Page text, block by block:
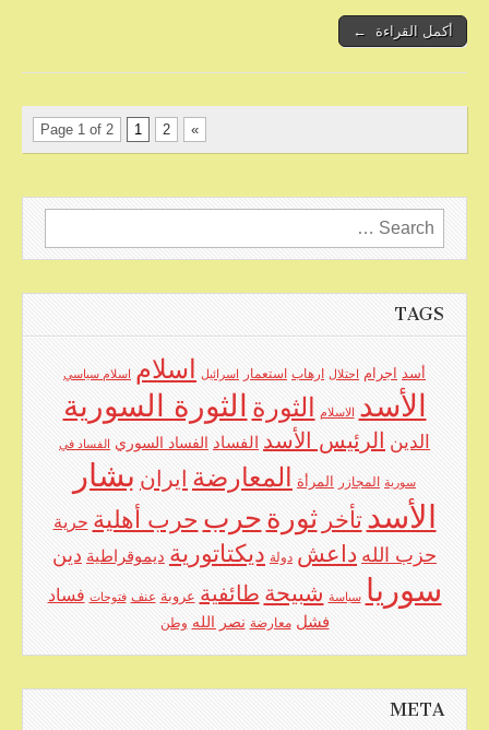
أكمل القراءة ←
Page 1 of 2 1 2 »
Search
for:
TAGS
أسد اجرام احتلال ارهاب استعمار اسرائيل اسلام اسلام سياسي
الأسد الاسلام الثورة الثورة السورية
الدين الرئيس الأسد الفساد الفساد السوري الفساد في
سورية المجازر المرأة المعارضة ايران بشار
الأسد تأخر ثورة حرب حرب أهلية حرية
حزب الله داعش دولة ديكتاتورية ديموقراطية دين
سوريا سياسة شبيحة طائفية عروبة عنف فتوحات فساد
فشل معارضة نصر الله وطن
META